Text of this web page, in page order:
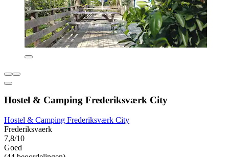
Hostel & Camping Frederiksværk City
Hostel & Camping Frederiksværk City
Frederiksvaerk
7,8/10
Goed